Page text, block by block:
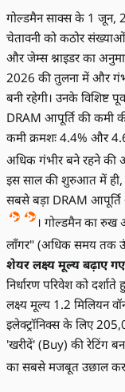
गोल्डमैन साक्स के 1 जून,
चेतावनी को कठोर
और जेम्स श्नाइडर का
2026 की तुलना में और
बनी रहेगी। उनके
DRAM आपूर्ति की कमी
कमी क्रमशः 4.4% और
अधिक गंभीर बने रहने
इस साल की शुरुआत में ही,
सबसे बड़ा DRAM आपूर्ति
। गोल्डमैन का रुख
लॉंगर" (अधिक समय तक
शेयर लक्ष्य मूल्य बढ़ाए
निर्धारण परिवेश को
लक्ष्य मूल्य 1.2 मिलियन
इलेक्ट्रॉनिक्स के लिए
'खरीदें' (Buy) की रेटिंग
का सबसे मजबूत उछाल